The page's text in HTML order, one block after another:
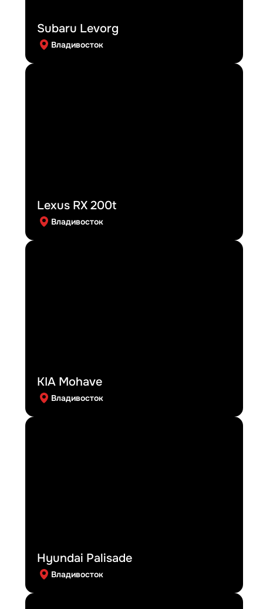
Subaru Levorg
Владивосток
Lexus RX 200t
Владивосток
KIA Mohave
Владивосток
Hyundai Palisade
Владивосток